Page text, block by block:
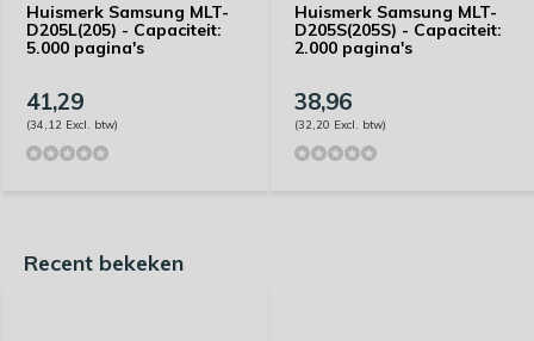
Huismerk Samsung MLT-
D205L(205) - Capaciteit:
5.000 pagina's
41,29
(34,12 Excl. btw)
Huismerk Samsung MLT-
D205S(205S) - Capaciteit:
2.000 pagina's
38,96
(32,20 Excl. btw)
Recent bekeken